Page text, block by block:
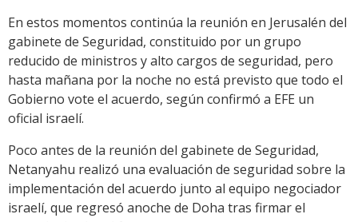
En estos momentos continúa la reunión en Jerusalén del
gabinete de Seguridad, constituido por un grupo
reducido de ministros y alto cargos de seguridad, pero
hasta mañana por la noche no está previsto que todo el
Gobierno vote el acuerdo, según confirmó a EFE un
oficial israelí.
Poco antes de la reunión del gabinete de Seguridad,
Netanyahu realizó una evaluación de seguridad sobre la
implementación del acuerdo junto al equipo negociador
israelí, que regresó anoche de Doha tras firmar el